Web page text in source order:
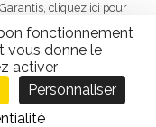
au panier
cliquez ici pour
fonctionnement
vous donne le
activer
Personnaliser